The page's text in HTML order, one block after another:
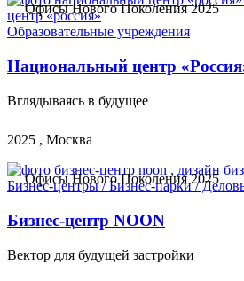
Офисы Нового Поколения 2025
Образовательные учреждения
Национальный центр
Вглядываясь в будущее
2025 , Москва
Офисы Нового Поколения 2025
Бизнес-центры / Бизнес-парки /
Бизнес-центр NOON
Вектор для будущей застройки